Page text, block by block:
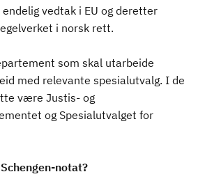
vedtak i EU og deretter
i norsk rett.
som skal utarbeide
med relevante spesialutvalg. I de
være Justis- og
og Spesialutvalget for
notat?